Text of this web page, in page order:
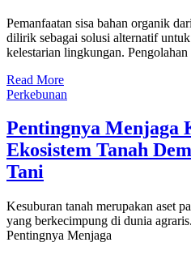
Pemanfaatan sisa bahan organik
dilirik sebagai solusi alternatif
kelestarian lingkungan. Pengolahan
Read More
Perkebunan
Pentingnya Menjaga
Ekosistem Tanah
Tani
Kesuburan tanah merupakan aset
yang berkecimpung di dunia
Pentingnya Menjaga